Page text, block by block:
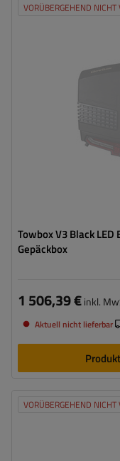
VORÜBERGEHEND NICHT
Towbox V3 Black
Gepäckbox
Integrierte LED-Beleuchtung
1 506,39 €inkl.
Aktuell nicht lieferbar
VORÜBERGEHEND NICHT